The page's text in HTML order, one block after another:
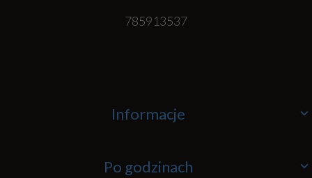
785913537
Informacje
Po godzinach